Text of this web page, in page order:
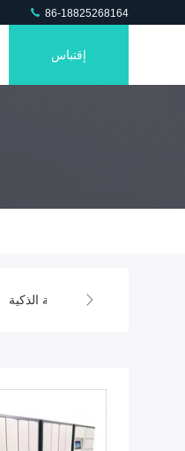
86-18825268164
إقتباس
قفل الخزانة الذكية